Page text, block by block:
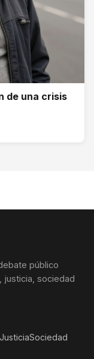
de una crisis
público
justicia, sociedad
JusticiaSociedad